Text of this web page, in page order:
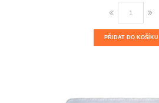
PŘIDAT DO KOŠÍKU